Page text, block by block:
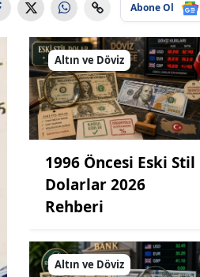
Abone Ol
Altın ve Döviz
1996 Öncesi Eski Stil
Dolarlar 2026
Rehberi
Altın ve Döviz